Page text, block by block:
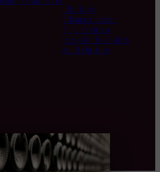
L’Horloge
Champenoise :
Apprendre à
Déguster les Bulles
au Fil du Jour